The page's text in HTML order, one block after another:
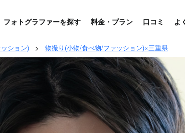
フォトグラファーを探す 料金・プラン 口コミ よ
ション)> 物撮り(小物/食べ物/ファッション)×三重県